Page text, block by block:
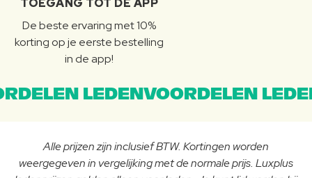
TOEGANG TOT DE APP
De beste ervaring met 10%
korting op je eerste bestelling
in de app!
LEDENVOORDELEN
Alle prijzen zijn inclusief BTW. Kortingen worden
weergegeven in vergelijking met de normale prijs. Luxplus